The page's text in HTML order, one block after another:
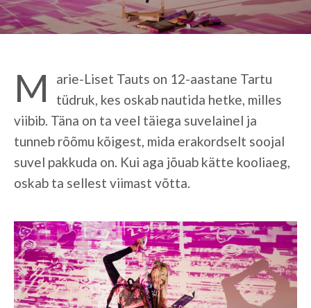
M
arie-Liset Tauts on 12-aastane Tartu
tüdruk, kes oskab nautida hetke, milles
viibib. Täna on ta veel täiega suvelainel ja
tunneb rõõmu kõigest, mida erakordselt soojal
suvel pakkuda on. Kui aga jõuab kätte kooliaeg,
oskab ta sellest viimast võtta.